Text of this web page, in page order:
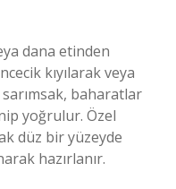
dana etinden
kıyılarak veya
baharatlar
yoğrulur. Özel
düz bir yüzeyde
hazırlanır.